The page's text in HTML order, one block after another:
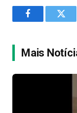
Facebook
Mais